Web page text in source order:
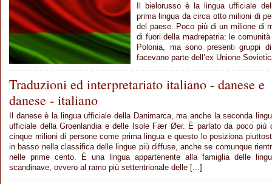
Il bielorusso è la lingua ufficiale
prima lingua da circa otto milioni di
del paese. Poco più di un milione di
di fuori della madrepatria: le
Polonia, ma sono presenti gruppi
facevano parte dell’ex Unione
Traduzioni ed interpretariato italiano - danese e
danese - italiano
Il danese è la lingua ufficiale della Danimarca, ma anche la seconda
ufficiale della Groenlandia e delle Isole Fær Øer. È parlato da poco più
cinque milioni di persone come prima lingua e questo lo posiziona
in basso nella classifica delle lingue più diffuse, anche se comunque
nelle prime cento. È una lingua appartenente alla famiglia delle
scandinave, ovvero al ramo più settentrionale delle [...]